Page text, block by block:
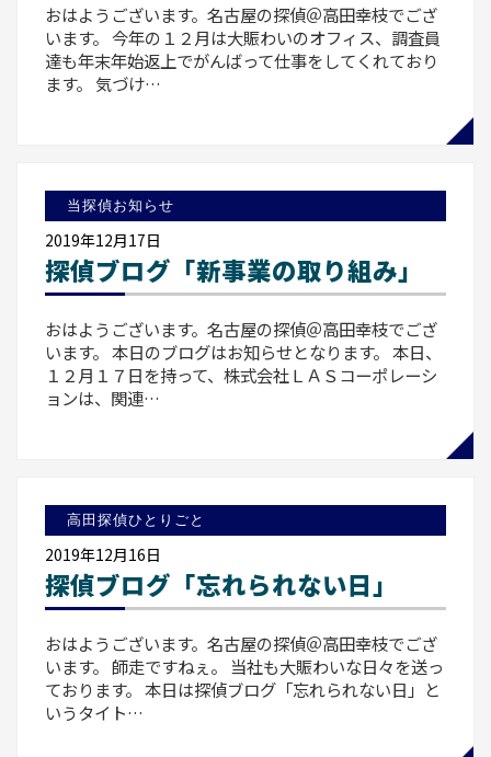
おはようございます。名古屋の探偵＠高田幸枝でござ
います。 今年の１２月は大賑わいのオフィス、調査員
達も年末年始返上でがんばって仕事をしてくれており
ます。 気づけ…
当探偵お知らせ
2019年12月17日
探偵ブログ「新事業の取り組み」
おはようございます。名古屋の探偵＠高田幸枝でござ
います。 本日のブログはお知らせとなります。 本日、
１２月１７日を持って、株式会社ＬＡＳコーポレーシ
ョンは、関連…
高田探偵ひとりごと
2019年12月16日
探偵ブログ「忘れられない日」
おはようございます。名古屋の探偵＠高田幸枝でござ
います。 師走ですねぇ。 当社も大賑わいな日々を送っ
ております。 本日は探偵ブログ「忘れられない日」と
いうタイト…